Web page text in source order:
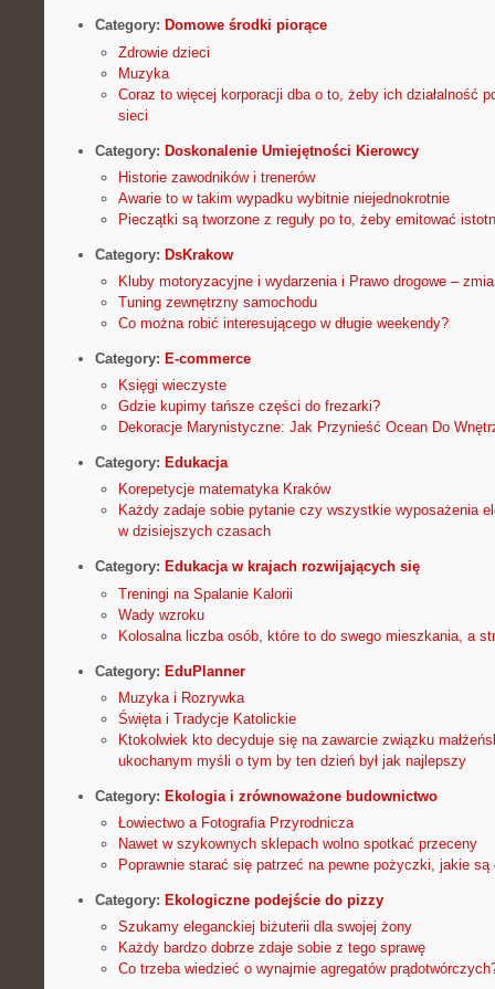
Category: Domowe środki piorące
Zdrowie dzieci
Muzyka
Coraz to więcej korporacji dba o to, żeby ich działalność
sieci
Category: Doskonalenie Umiejętności Kierowcy
Historie zawodników i trenerów
Awarie to w takim wypadku wybitnie niejednokrotnie
Pieczątki są tworzone z reguły po to, żeby emitować
Category: DsKrakow
Kluby motoryzacyjne i wydarzenia i Prawo drogowe –
Tuning zewnętrzny samochodu
Co można robić interesującego w długie weekendy?
Category: E-commerce
Księgi wieczyste
Gdzie kupimy tańsze części do frezarki?
Dekoracje Marynistyczne: Jak Przynieść Ocean Do
Category: Edukacja
Korepetycje matematyka Kraków
Każdy zadaje sobie pytanie czy wszystkie wyposażenia
w dzisiejszych czasach
Category: Edukacja w krajach rozwijających się
Treningi na Spalanie Kalorii
Wady wzroku
Kolosalna liczba osób, które to do swego mieszkania, a
Category: EduPlanner
Muzyka i Rozrywka
Święta i Tradycje Katolickie
Ktokolwiek kto decyduje się na zawarcie związku
ukochanym myśli o tym by ten dzień był jak najlepszy
Category: Ekologia i zrównoważone budownictwo
Łowiectwo a Fotografia Przyrodnicza
Nawet w szykownych sklepach wolno spotkać przeceny
Poprawnie starać się patrzeć na pewne pożyczki, jakie są
Category: Ekologiczne podejście do pizzy
Szukamy eleganckiej biżuterii dla swojej żony
Każdy bardzo dobrze zdaje sobie z tego sprawę
Co trzeba wiedzieć o wynajmie agregatów